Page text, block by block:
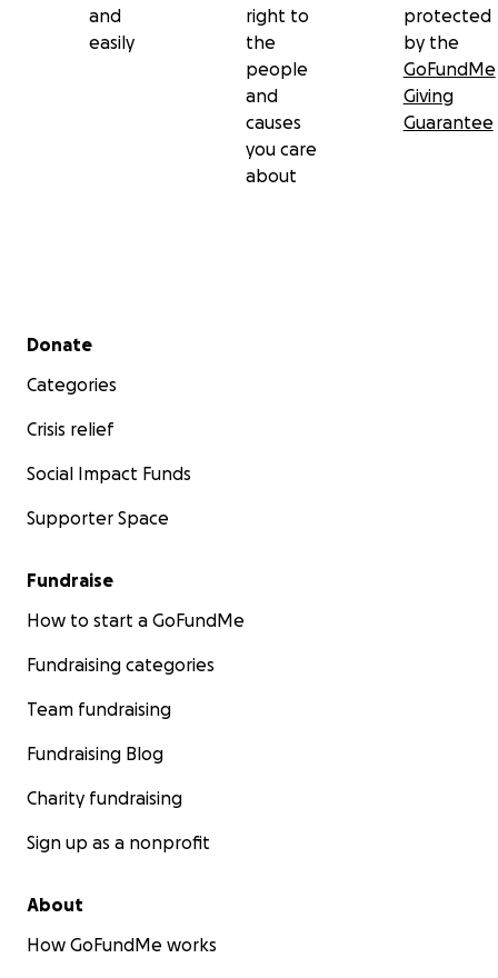
and
easily
right to
the
people
and
causes
you care
about
protected
by the
GoFundMe
Giving
Guarantee
Secondary menu
Donate
Categories
Crisis relief
Social Impact Funds
Supporter Space
Fundraise
How to start a GoFundMe
Fundraising categories
Team fundraising
Fundraising Blog
Charity fundraising
Sign up as a nonprofit
About
How GoFundMe works